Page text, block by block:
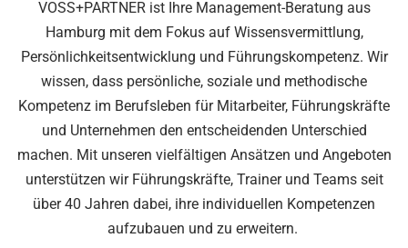
VOSS+PARTNER ist Ihre Management-Beratung aus
Hamburg mit dem Fokus auf Wissensvermittlung,
Persönlichkeitsentwicklung und Führungskompetenz. Wir
wissen, dass persönliche, soziale und methodische
Kompetenz im Berufsleben für Mitarbeiter, Führungskräfte
und Unternehmen den entscheidenden Unterschied
machen. Mit unseren vielfältigen Ansätzen und Angeboten
unterstützen wir Führungskräfte, Trainer und Teams seit
über 40 Jahren dabei, ihre individuellen Kompetenzen
aufzubauen und zu erweitern.